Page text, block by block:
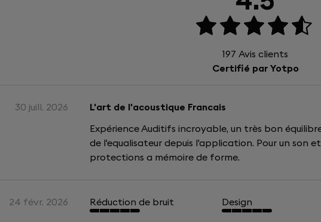
VOIR TOUT
197 Avis clients
Certifié par Yotpo
30 juill. 2026
L'art de l'acoustique Francais
Expérience Auditifs incroyable, un très bon
de l'equalisateur depuis l'application. Pour un son
protections a mémoire de forme.
24 févr. 2026 Réduction de bruit Design